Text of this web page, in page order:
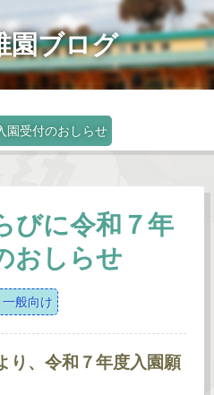
園ブログ
園受付のおしらせ
びに令和７年
おしらせ
一般向け
り、令和７年度入園願